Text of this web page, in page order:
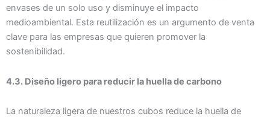
envases de un solo uso y disminuye el impacto
medioambiental. Esta reutilización es un argumento de venta
clave para las empresas que quieren promover la
sostenibilidad.
4.3. Diseño ligero para reducir la huella de carbono
La naturaleza ligera de nuestros cubos reduce la huella de